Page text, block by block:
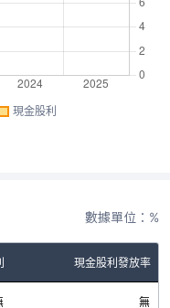
現金股利
數據單位：%
現金股利發放率
無